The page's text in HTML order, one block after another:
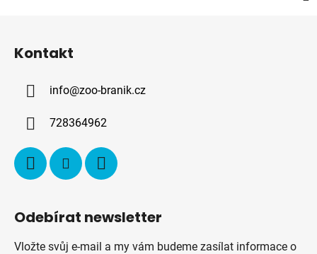
Kontakt
info@zoo-branik.cz
728364962
Odebírat newsletter
Vložte svůj e-mail a my vám budeme zasílat informace o